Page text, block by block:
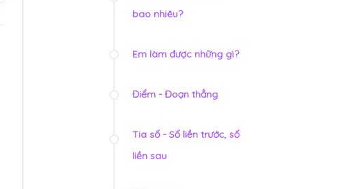
bao nhiêu?
Em làm được những gì?
Điểm - Đoạn thẳng
Tia số - Số liền trước, số
liền sau